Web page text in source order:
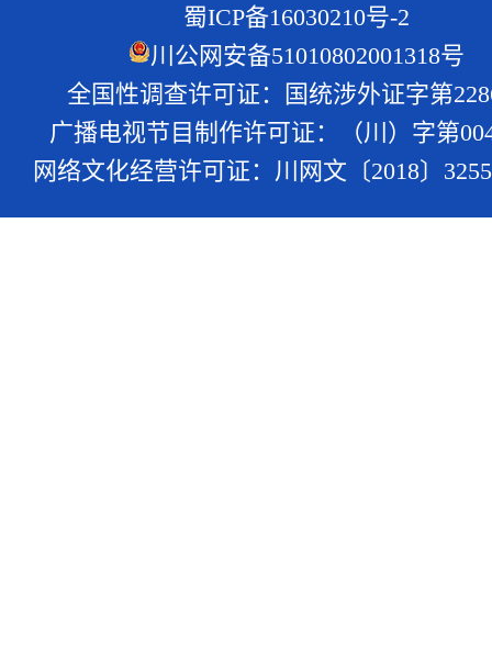
蜀ICP备16030210号-2
川公网安备51010802001318号
全国性调查许可证：国统涉外证字第
广播电视节目制作许可证：（川）字第
网络文化经营许可证：川网文〔2018〕